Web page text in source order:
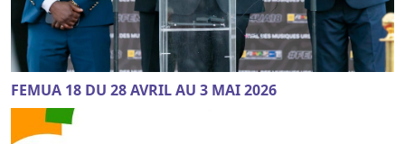
FEMUA 18 DU 28 AVRIL AU 3 MAI 2026